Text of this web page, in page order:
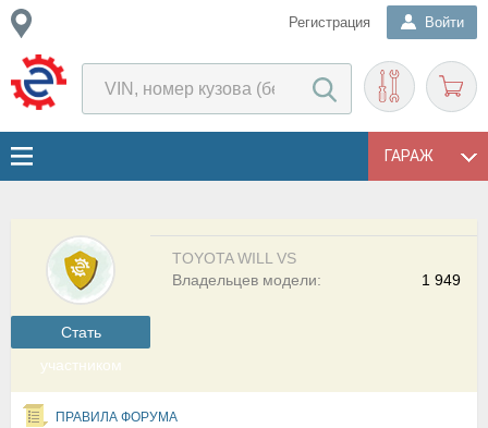
Регистрация Войти
ГАРАЖ
Cтать
участником
TOYOTA WILL VS
1 949
Владельцев модели:
ПРАВИЛА ФОРУМА